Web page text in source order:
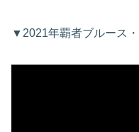
▼2021年覇者ブルース